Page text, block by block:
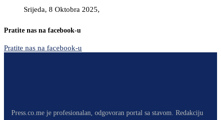
Srijeda, 8 Oktobra 2025,
Pratite nas na facebook-u
Pratite nas na facebook-u
Press.co.me je profesionalan, odgovoran portal sa stavom. Redakciju